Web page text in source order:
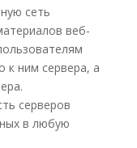
сеть
веб-
к ним сервера, а
серверов
в любую